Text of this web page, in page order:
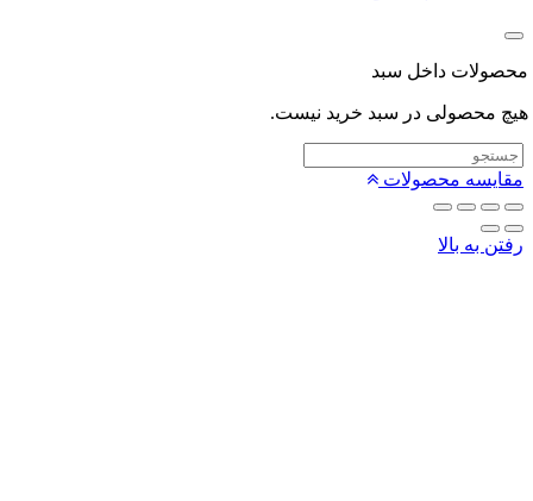
داخل سبد
در سبد خرید نیست.
محصولات
به بالا